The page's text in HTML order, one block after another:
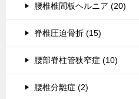
腰椎椎間板ヘルニア (20)
脊椎圧迫骨折 (15)
腰部脊柱管狭窄症 (10)
腰椎分離症 (2)